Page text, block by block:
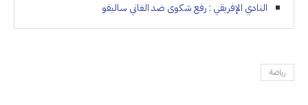
النادي الإفريقي : رفع شكوى ضد الغاني ساليفو
رياضة